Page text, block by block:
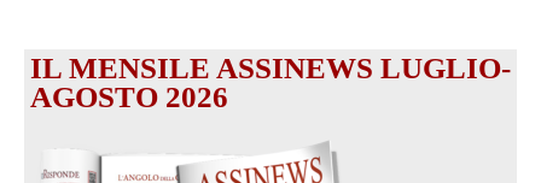
IL MENSILE ASSINEWS LUGLIO-
AGOSTO 2026